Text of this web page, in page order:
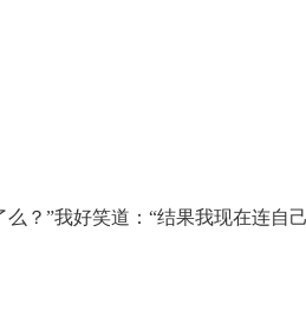
？”我好笑道：“结果我现在连自